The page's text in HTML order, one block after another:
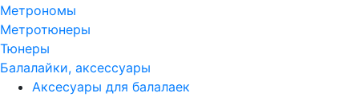
Метрономы
Метротюнеры
Тюнеры
Балалайки, аксессуары
Аксесуары для балалаек